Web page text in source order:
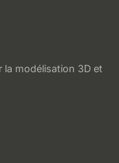
la modélisation 3D et